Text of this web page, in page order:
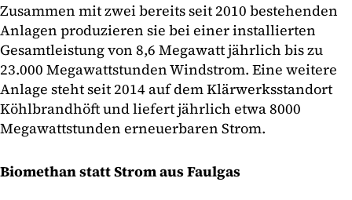
Zusammen mit zwei bereits seit 2010 bestehenden
Anlagen produzieren sie bei einer installierten
Gesamtleistung von 8,6 Megawatt jährlich bis zu
23.000 Megawattstunden Windstrom. Eine weitere
Anlage steht seit 2014 auf dem Klärwerksstandort
Köhlbrandhöft und liefert jährlich etwa 8000
Megawattstunden erneuerbaren Strom.
Biomethan statt Strom aus Faulgas